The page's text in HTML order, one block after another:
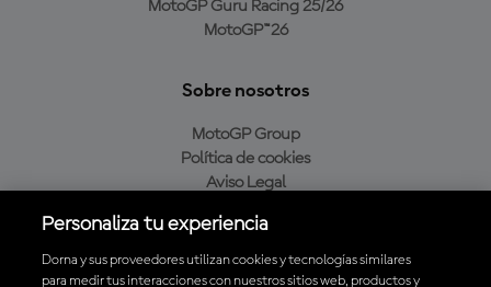
MotoGP Guru Racing 25/26
MotoGP™26
Sobre nosotros
MotoGP Group
Política de cookies
Aviso Legal
Política de compra
Personaliza tu experiencia
Dorna y sus proveedores utilizan cookies y tecnologías similares
para medir tus interacciones con nuestros sitios web, productos y